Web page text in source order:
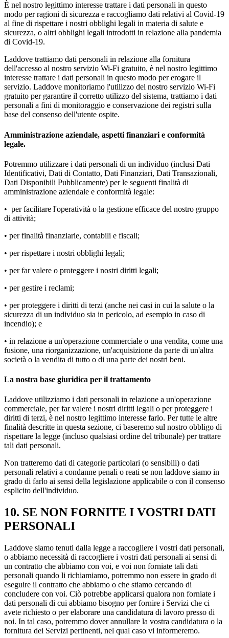
È nel nostro legittimo interesse trattare i dati personali in questo
modo per ragioni di sicurezza e raccogliamo dati relativi al Covid-19
al fine di rispettare i nostri obblighi legali in materia di salute e
sicurezza, o altri obblighi legali introdotti in relazione alla pandemia
di Covid-19.
Laddove trattiamo dati personali in relazione alla fornitura
dell'accesso al nostro servizio Wi-Fi gratuito, è nel nostro legittimo
interesse trattare i dati personali in questo modo per erogare il
servizio. Laddove monitoriamo l'utilizzo del nostro servizio Wi-Fi
gratuito per garantire il corretto utilizzo del sistema, trattiamo i dati
personali a fini di monitoraggio e conservazione dei registri sulla
base del consenso dell'utente ospite.
Amministrazione aziendale, aspetti finanziari e conformità
legale.
Potremmo utilizzare i dati personali di un individuo (inclusi Dati
Identificativi, Dati di Contatto, Dati Finanziari, Dati Transazionali,
Dati Disponibili Pubblicamente) per le seguenti finalità di
amministrazione aziendale e conformità legale:
• per facilitare l'operatività o la gestione efficace del nostro gruppo
di attività;
• per finalità finanziarie, contabili e fiscali;
• per rispettare i nostri obblighi legali;
• per far valere o proteggere i nostri diritti legali;
• per gestire i reclami;
• per proteggere i diritti di terzi (anche nei casi in cui la salute o la
sicurezza di un individuo sia in pericolo, ad esempio in caso di
incendio); e
• in relazione a un'operazione commerciale o una vendita, come una
fusione, una riorganizzazione, un'acquisizione da parte di un'altra
società o la vendita di tutto o di una parte dei nostri beni.
La nostra base giuridica per il trattamento
Laddove utilizziamo i dati personali in relazione a un'operazione
commerciale, per far valere i nostri diritti legali o per proteggere i
diritti di terzi, è nel nostro legittimo interesse farlo. Per tutte le altre
finalità descritte in questa sezione, ci baseremo sul nostro obbligo di
rispettare la legge (incluso qualsiasi ordine del tribunale) per trattare
tali dati personali.
Non tratteremo dati di categorie particolari (o sensibili) o dati
personali relativi a condanne penali o reati se non laddove siamo in
grado di farlo ai sensi della legislazione applicabile o con il consenso
esplicito dell'individuo.
10. SE NON FORNITE I VOSTRI DATI
PERSONALI
Laddove siamo tenuti dalla legge a raccogliere i vostri dati personali,
o abbiamo necessità di raccogliere i vostri dati personali ai sensi di
un contratto che abbiamo con voi, e voi non forniate tali dati
personali quando li richiamiamo, potremmo non essere in grado di
eseguire il contratto che abbiamo o che stiamo cercando di
concludere con voi. Ciò potrebbe applicarsi qualora non forniate i
dati personali di cui abbiamo bisogno per fornire i Servizi che ci
avete richiesto o per elaborare una candidatura di lavoro presso di
noi. In tal caso, potremmo dover annullare la vostra candidatura o la
fornitura dei Servizi pertinenti, nel qual caso vi informeremo.